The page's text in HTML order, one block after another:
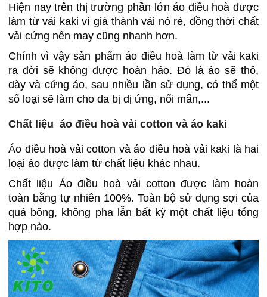
Hiện nay trên thị trường phần lớn áo điều hoà được
làm từ vải kaki vì giá thành vải nó rẻ, đồng thời chất
vải cứng nên may cũng nhanh hơn.
Chính vì vậy sản phẩm áo điều hoà làm từ vải kaki
ra đời sẽ không được hoàn hảo. Đó là áo sẽ thô,
dày và cứng áo, sau nhiều lần sử dụng, có thể một
số loại sẽ làm cho da bị dị ứng, nổi mẩn,...
Chất liệu áo điều hoà vải cotton và áo kaki
Áo điều hoà vải cotton và áo điều hoà vải kaki là hai
loại áo được làm từ chất liệu khác nhau.
Chất liệu Áo điều hoà vải cotton được làm hoàn
toàn bằng tự nhiên 100%. Toàn bộ sử dụng sợi của
quả bông, không pha lẫn bất kỳ một chất liệu tổng
hợp nào.